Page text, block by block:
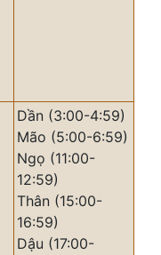
Dần (3:00-4:59)
Mão (5:00-6:59)
Ngọ (11:00-
12:59)
Thân (15:00-
16:59)
Dậu (17:00-